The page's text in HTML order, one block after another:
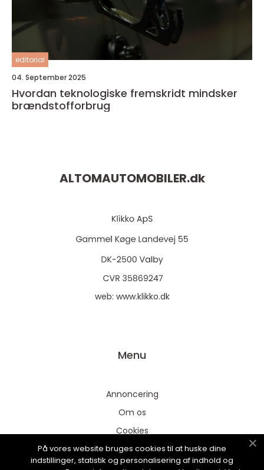
editorial
04. September 2025
Hvordan teknologiske fremskridt mindsker
brændstofforbrug
ALTOMAUTOMOBILER.dk
web: www.klikko.dk
Menu
Annoncering
Om os
Cookies
Kontakt os
Sitemap
På vores website bruges cookies til at huske dine
indstillinger, statistik og personalisering af indhold og